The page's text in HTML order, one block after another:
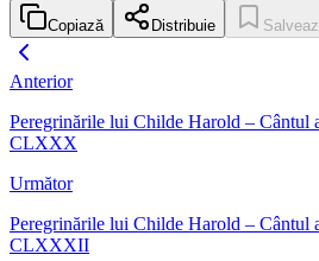
Copiază Distribuie
Anterior
Peregrinările lui Childe Harold – Cântul
CLXXX
Următor
Peregrinările lui Childe Harold – Cântul
CLXXXII